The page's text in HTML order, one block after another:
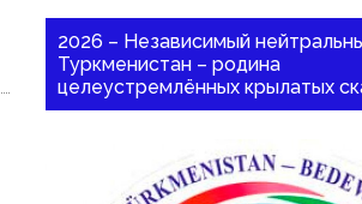
2026 – Независимый
Туркменистан – родина
целеустремлённых крылатых